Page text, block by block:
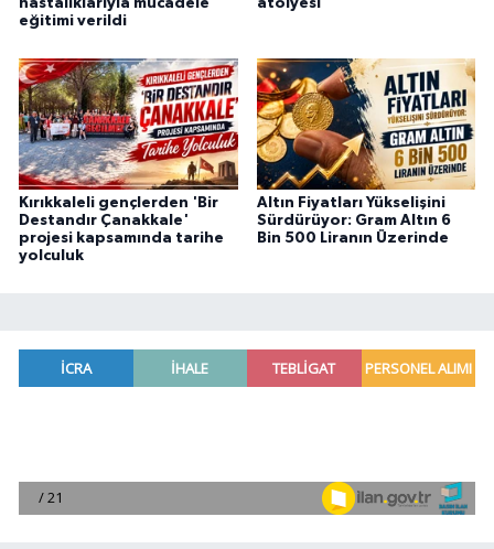
hastalıklarıyla mücadele
eğitimi verildi
atölyesi
Kırıkkaleli gençlerden 'Bir
Destandır Çanakkale'
projesi kapsamında tarihe
yolculuk
Altın Fiyatları Yükselişini
Sürdürüyor: Gram Altın 6
Bin 500 Liranın Üzerinde